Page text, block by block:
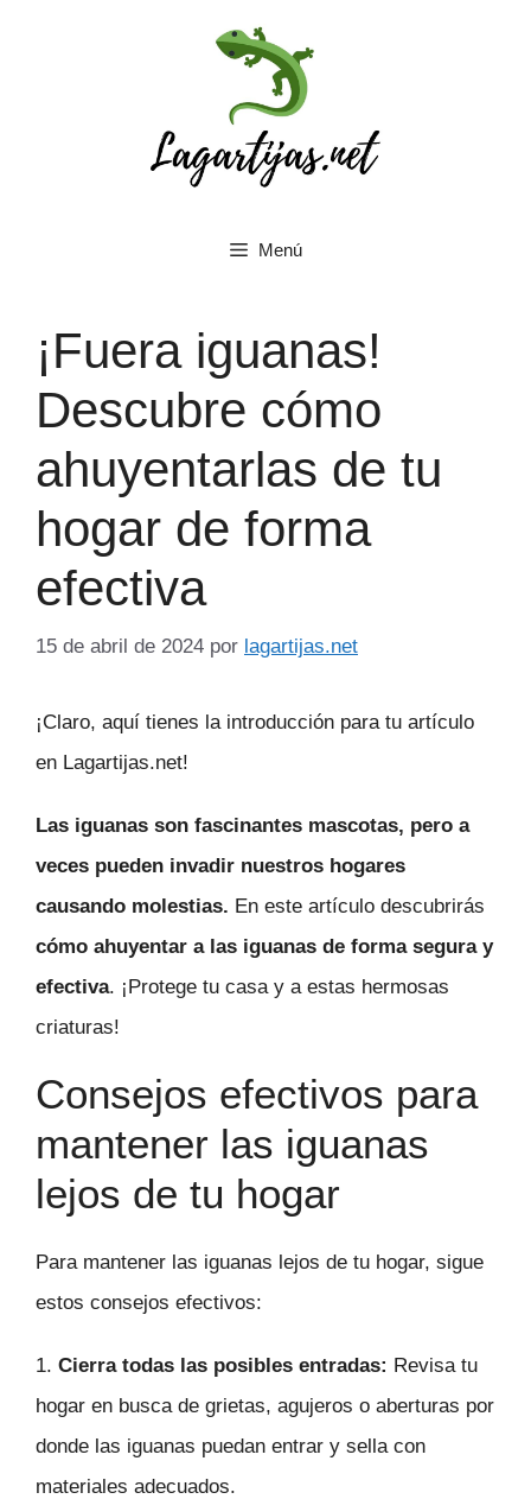
Menú
¡Fuera iguanas!
Descubre cómo
ahuyentarlas de tu
hogar de forma
efectiva
15 de abril de 2024 por lagartijas.net
¡Claro, aquí tienes la introducción para tu artículo
en Lagartijas.net!
Las iguanas son fascinantes mascotas, pero a
veces pueden invadir nuestros hogares
causando molestias. En este artículo descubrirás
cómo ahuyentar a las iguanas de forma segura y
efectiva. ¡Protege tu casa y a estas hermosas
criaturas!
Consejos efectivos para
mantener las iguanas
lejos de tu hogar
Para mantener las iguanas lejos de tu hogar, sigue
estos consejos efectivos:
1. Cierra todas las posibles entradas: Revisa tu
hogar en busca de grietas, agujeros o aberturas por
donde las iguanas puedan entrar y sella con
materiales adecuados.